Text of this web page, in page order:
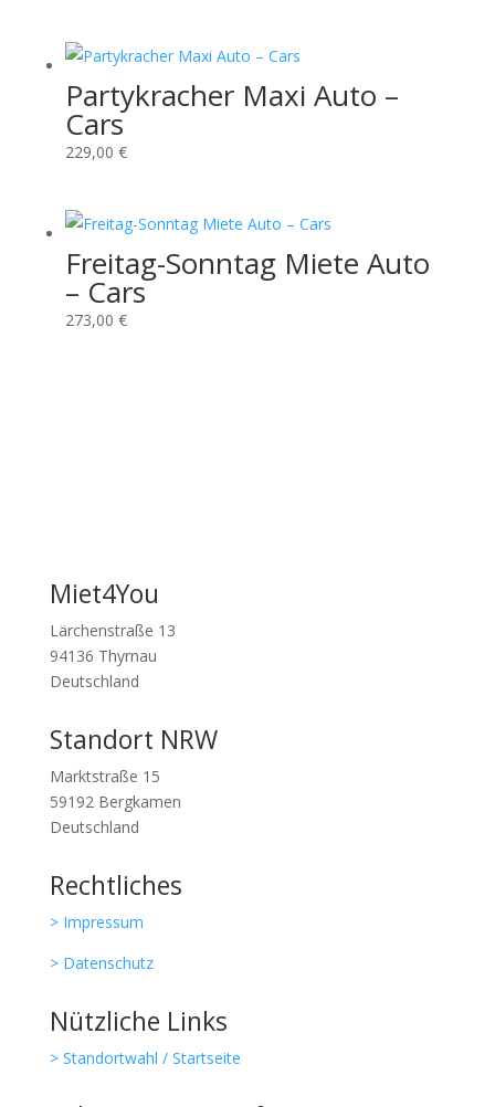
Partykracher Maxi Auto –
Cars
229,00 €
Freitag-Sonntag Miete Auto
– Cars
273,00 €
Miet4You
Lärchenstraße 13
94136 Thyrnau
Deutschland
Standort NRW
Marktstraße 15
59192 Bergkamen
Deutschland
Rechtliches
> Impressum
> Datenschutz
Nützliche Links
> Standortwahl / Startseite